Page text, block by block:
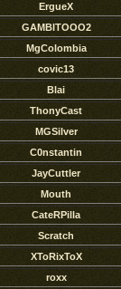
ErgueX
GAMBITOOO2
MgColombia
covic13
Blai
ThonyCast
MGSilver
C0nstantin
JayCuttler
Mouth
CateRPilla
Scratch
XToRixToX
roxx